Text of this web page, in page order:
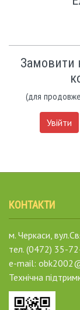
Замовити
(для
Увійти
КОНТАКТИ
м. Черкаси,
тел. (0472) 35-
e-mail:
Технічна